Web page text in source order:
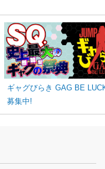
ギャグびらき GAG BE
募集中!